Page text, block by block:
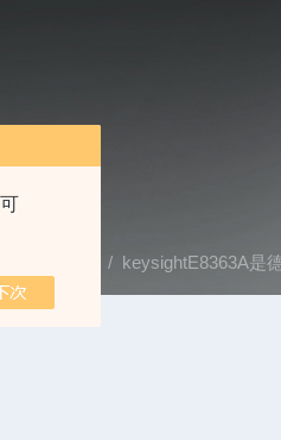
/ keysightE8363A是